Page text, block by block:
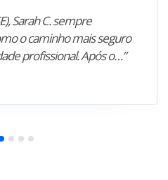
Sarah C. sempre
o caminho mais seguro
profissional. Após o…”